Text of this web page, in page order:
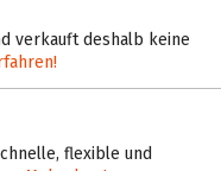
verkauft deshalb keine
flexible und